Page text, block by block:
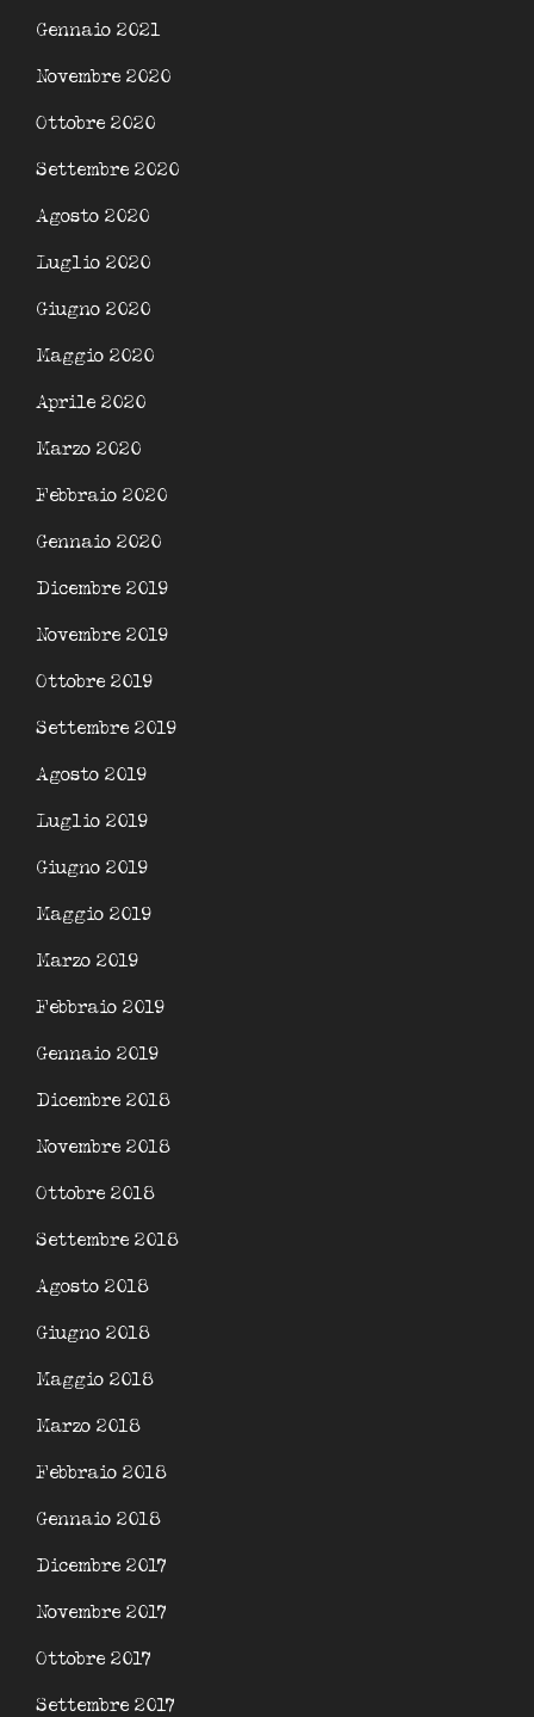
Gennaio 2021
Novembre 2020
Ottobre 2020
Settembre 2020
Agosto 2020
Luglio 2020
Giugno 2020
Maggio 2020
Aprile 2020
Marzo 2020
Febbraio 2020
Gennaio 2020
Dicembre 2019
Novembre 2019
Ottobre 2019
Settembre 2019
Agosto 2019
Luglio 2019
Giugno 2019
Maggio 2019
Marzo 2019
Febbraio 2019
Gennaio 2019
Dicembre 2018
Novembre 2018
Ottobre 2018
Settembre 2018
Agosto 2018
Giugno 2018
Maggio 2018
Marzo 2018
Febbraio 2018
Gennaio 2018
Dicembre 2017
Novembre 2017
Ottobre 2017
Settembre 2017